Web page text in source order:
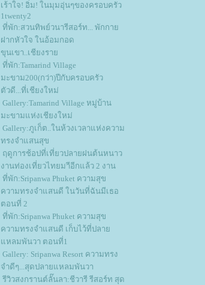
เร้าใจ! อิ่ม! ในมุมอุ่นๆของครอบครัว
1twenty2
ที่พัก:สวนทิพย์วนารีสอร์ท... พักกา
ฝากหัวใจ ในอ้อมกอด
ขุนเขา..เชียงรา
ที่พัก:Tamarind Village
มะขาม200(กว่า)ปีกับครอบครัว
ตัวดี...ที่เชียงใหม่
Gallery:Tamarind Village หมู่บ้าน
มะขามแห่งเชียงใหม่
Gallery:ภูเก็ต..ในห้วงเวลาแห่งความ
ทรงจำแสนสุข
ฤดูการช้อปที่เที่ยวปลายฝนต้นหนาว
งานท่องเที่ยวไทยมาีอีกแล้ว 2 งาน
ที่พัก:Sripanwa Phuket ความสุข
ความทรงจำแสนดี ในวันที่ฉันมีเธอ
ตอนที่ 2
ที่พัก:Sripanwa Phuket ความสุข
ความทรงจำแสนดี เก็บไว้ที่ปลา
หลมพันวา ตอนที่1
Gallery: Sripanwa Resort ความทรง
จำดีๆ...สุดปลายแหลมพันวา
รีวิวสงกรานต์ลั๊นลา:ชีวารี รีสอร์ท สุด